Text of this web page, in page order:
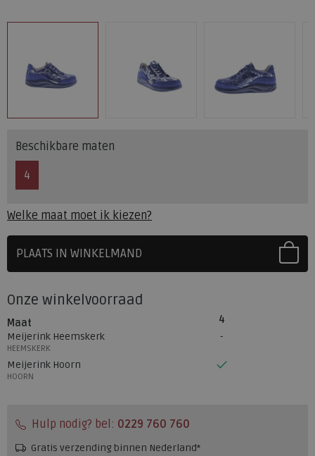
Beschikbare maten
4
Welke maat moet ik kiezen?
PLAATS IN WINKELMAND
Onze winkelvoorraad
Maat
4
Meijerink Heemskerk
HEEMSKERK
Meijerink Hoorn
HOORN
Hulp nodig? bel: 0229 760 760
Gratis verzending binnen Nederland*